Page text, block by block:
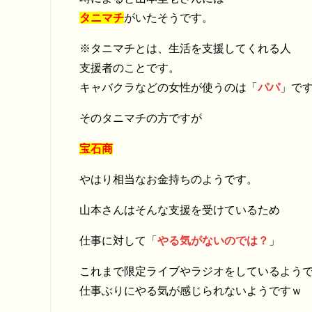
タニマチがいたそうです。
※タニマチとは、生活を支援してくれる人
支援者のことです。
キャバクラなどの女性が使うのは「パパ」で
そのタニマチの方ですが
宝石商
やはり相当なお金持ちのようです。
山本さんはそんな支援を受けているため
仕事に対して「 やる気がないのでは？ 」
これまで限定ライブやラジオをしているよう
仕事ぶりにやる気が感じられないようですｗ